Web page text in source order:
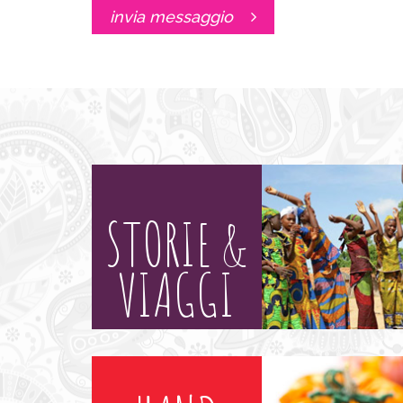
invia messaggio
STORIE &
VIAGGI